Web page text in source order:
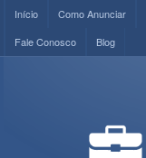
Início Como Anunciar
Fale Conosco
Blog